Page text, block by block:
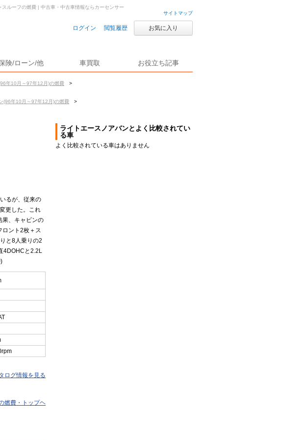
サイトマップ
ログイン 閲覧履歴 お気に入り
険/ローン/他 車買取 お役立ち記事
年10月～97年12月)の燃費
>
(96年10月～97年12月)の燃費
>
スルーフの燃費 | 中古車・中古車情報ならカーセンサー
るが、従来の
更した。これ
果、キャビンの
ロント2枚＋ス
と8人乗りの2
4DOHCと2.2L
ログ情報を見る
燃費・トップヘ
ライトエースノアバンとよく比較されてい
る車
よく比較されている車はありません